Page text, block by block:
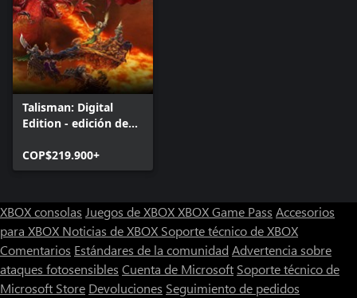
Talisman: Digital
Edition - edición de
COP$219.900+
XBOX consolas Juegos de XBOXXBOX Game Pass Accesorios
para XBOX Noticias de XBOX Soporte técnico de XBOX
Comentarios Estándares de la comunidad Advertencia sobre
ataques fotosensibles Cuenta de Microsoft Soporte técnico de
Microsoft Store Devoluciones Seguimiento de pedidos